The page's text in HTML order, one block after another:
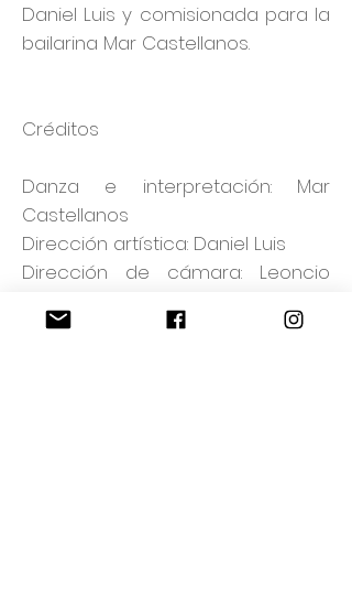
Daniel Luis y comisionada para la
bailarina Mar Castellanos.
Créditos
Danza e interpretación: Mar
Castellanos
Dirección artística: Daniel Luis
Dirección de cámara: Leoncio
Dirección de movimiento: Daniel